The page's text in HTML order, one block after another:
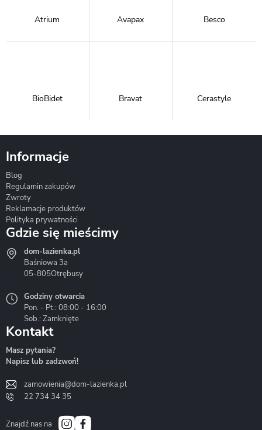
Atrium Avapax Besco
BioBidet Bravat Cerastyle
Hydrostop
Liveno
Bath&Spa
Informacje
Blog
Regulamin zakupów
Zwroty
Reklamacje produktów
Polityka prywatności
Gdzie się mieścimy
dom-lazienka.pl
Baśniowa 3a
05-805Otrębusy
Godziny otwarcia
Pon. - Pt.: 08:00 - 16:00
Sob.: Zamknięte
Kontakt
Masz pytania?
Napisz lub zadzwoń!
zamowienia@dom-lazienka.pl
22 734 34 35
Znajdź nas na